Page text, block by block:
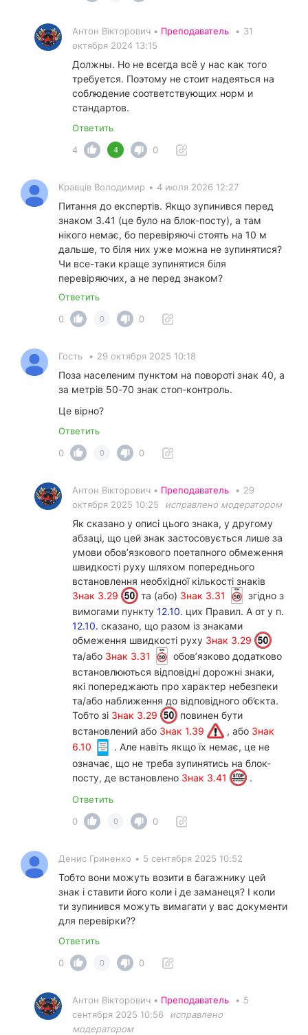
Антон Вікторович • Преподаватель • 31
октября 2024 13:15
Должны. Но не всегда всё у нас как того
требуется. Поэтому не стоит надеяться на
соблюдение соответствующих норм и
стандартов.
Ответить
4
4 0
Кравців Володимир • 4 июля 2026 12:27
Питання до експертів. Якщо зупинився перед
знаком 3.41 (це було на блок-посту), а там
нікого немає, бо перевіряючі стоять на 10 м
дальше, то біля них уже можна не зупинятися?
Чи все-таки краще зупинятися біля
перевіряючих, а не перед знаком?
Ответить
0
0 0
Гость • 29 октября 2025 10:18
Поза населеним пунктом на повороті знак 40, а
за метрів 50-70 знак стоп-контроль.
Це вірно?
Ответить
0
0 0
Антон Вікторович • Преподаватель • 29
октября 2025 10:25
исправлено модератором
Як сказано у описі цього знака, у другому
абзаці, що цей знак застосовується лише за
умови обов’язкового поетапного обмеження
швидкості руху шляхом попереднього
встановлення необхідної кількості знаків
Знак 3.29
та (або) Знак 3.31
згідно з
вимогами пункту 12.10. цих Правил. А от у п.
12.10. сказано, що разом із знаками
обмеження швидкості руху Знак 3.29
та/або Знак 3.31
обов’язково додатково
встановлюються відповідні дорожні знаки,
які попереджають про характер небезпеки
та/або наближення до відповідного об’єкта.
Тобто зі Знак 3.29
повинен бути
встановлений або Знак 1.39 , або Знак
6.10
. Але навіть якщо їх немає, це не
означає, що не треба зупинятись на блок-
посту, де встановлено Знак 3.41 .
Ответить
0
0 0
Денис Гриненко • 5 сентября 2025 10:52
Тобто вони можуть возити в багажнику цей
знак і ставити його коли і де заманеця? І коли
ти зупинився можуть вимагати у вас документи
для перевірки??
Ответить
0
0 0
Антон Вікторович • Преподаватель • 5
сентября 2025 10:56
исправлено
модератором